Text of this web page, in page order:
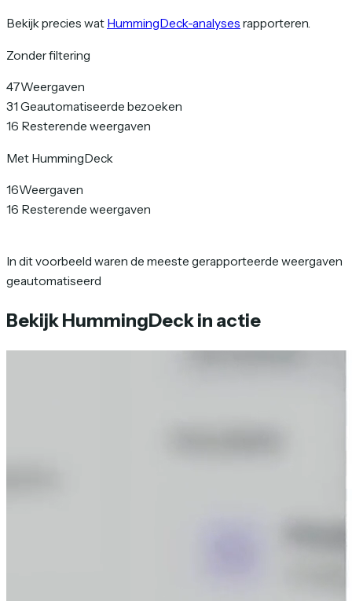
Bekijk precies wat HummingDeck-analyses rapporteren.
Zonder filtering
47Weergaven
31 Geautomatiseerde bezoeken
16 Resterende weergaven
Met HummingDeck
16Weergaven
16 Resterende weergaven
In dit voorbeeld waren de meeste gerapporteerde weergaven
geautomatiseerd
Bekijk HummingDeck in actie